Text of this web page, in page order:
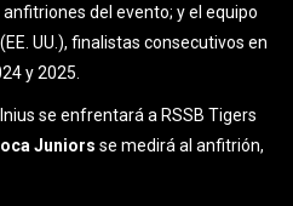
del evento; y el equipo
UU.), finalistas consecutivos en
y 2025.
se enfrentará a RSSB Tigers
Juniors se medirá al anfitrión,